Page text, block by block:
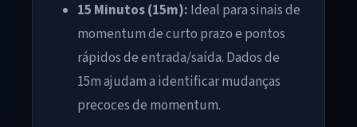
15 Minutos (15m): Ideal para sinais de
momentum de curto prazo e pontos
rápidos de entrada/saída. Dados de
15m ajudam a identificar mudanças
precoces de momentum.